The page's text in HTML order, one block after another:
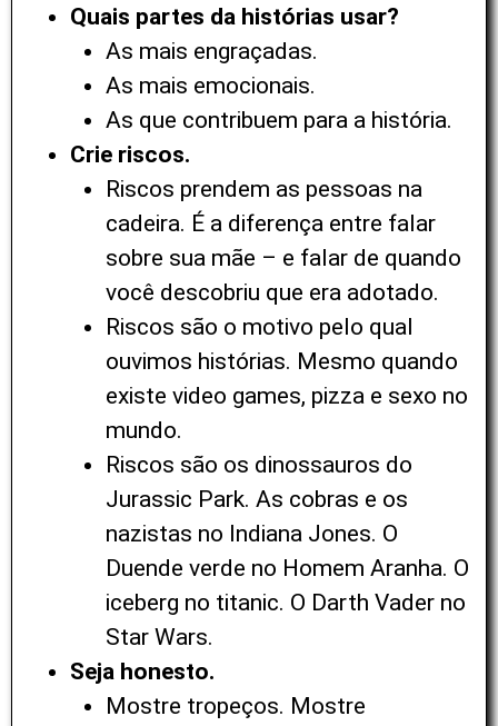
Quais partes da histórias usar?
As mais engraçadas.
As mais emocionais.
As que contribuem para a história.
Crie riscos.
Riscos prendem as pessoas na
cadeira. É a diferença entre falar
sobre sua mãe – e falar de quando
você descobriu que era adotado.
Riscos são o motivo pelo qual
ouvimos histórias. Mesmo quando
existe video games, pizza e sexo no
mundo.
Riscos são os dinossauros do
Jurassic Park. As cobras e os
nazistas no Indiana Jones. O
Duende verde no Homem Aranha. O
iceberg no titanic. O Darth Vader no
Star Wars.
Seja honesto.
Mostre tropeços. Mostre